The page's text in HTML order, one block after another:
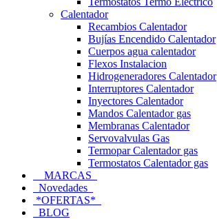
Calentador
Recambios Calentador
Bujías Encendido Calentador
Cuerpos agua calentador
Flexos Instalacion
Hidrogeneradores Calentador
Interruptores Calentador
Inyectores Calentador
Mandos Calentador gas
Membranas Calentador
Servovalvulas Gas
Termopar Calentador gas
Termostatos Calentador gas
MARCAS
Novedades
*OFERTAS*
BLOG